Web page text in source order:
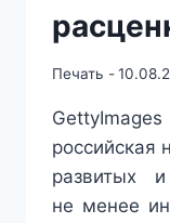
Печать -
развитых
не менее